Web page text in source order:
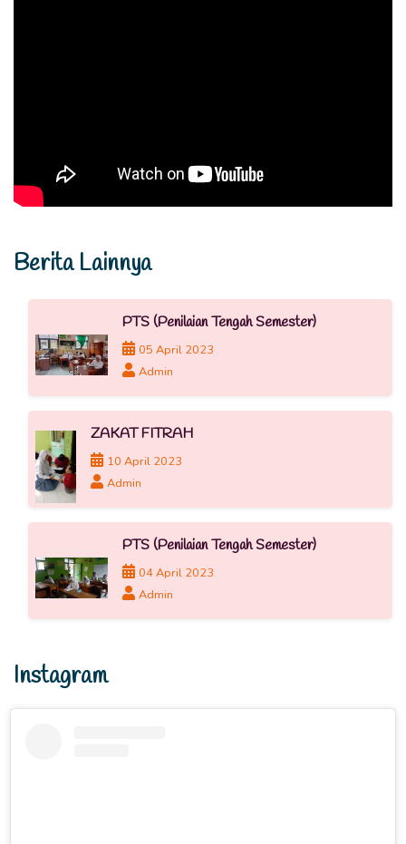
Berita Lainnya
PTS (Penilaian Tengah Semester)
05 April 2023
Admin
ZAKAT FITRAH
10 April 2023
Admin
PTS (Penilaian Tengah Semester)
04 April 2023
Admin
Instagram